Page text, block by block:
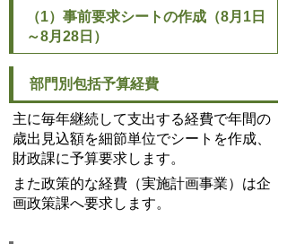
（1）事前要求シートの作成（8月1日
～8月28日）
部門別包括予算経費
主に毎年継続して支出する経費で年間の
歳出見込額を細節単位でシートを作成、
財政課に予算要求します。
また政策的な経費（実施計画事業）は企
画政策課へ要求します。